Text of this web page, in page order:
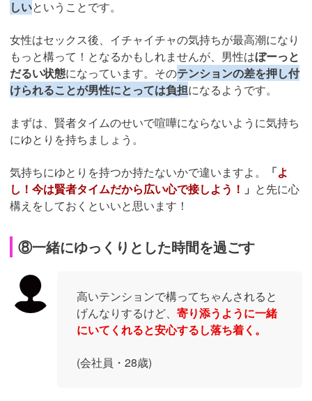
しいということです。
女性はセックス後、イチャイチャの気持ちが最高潮になり
もっと構って！となるかもしれませんが、男性はぼーっと
だるい状態になっています。そのテンションの差を押し付
けられることが男性にとっては負担になるようです。
まずは、賢者タイムのせいで喧嘩にならないように気持ち
にゆとりを持ちましょう。
気持ちにゆとりを持つか持たないかで違いますよ。 「よ
し！今は賢者タイムだから広い心で接しよう！ 」 と先に心
構えをしておくといいと思います！
⑧一緒にゆっくりとした時間を過ごす
高いテンションで構ってちゃんされると
げんなりするけど、 寄り添うように一緒
にいてくれると安心するし落ち着く。
(会社員・28歳)